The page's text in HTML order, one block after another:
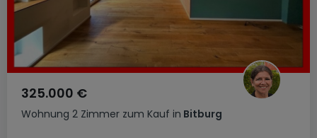
Wohnung 2 Zimmer zum Kauf in Bitburg
325.000 €